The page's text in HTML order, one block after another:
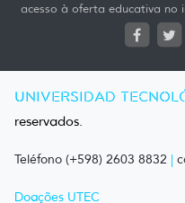
acesso à oferta educativa no
UNIVERSIDAD
reservados.
Teléfono (+598) 2603 8832 |
Doações UTEC